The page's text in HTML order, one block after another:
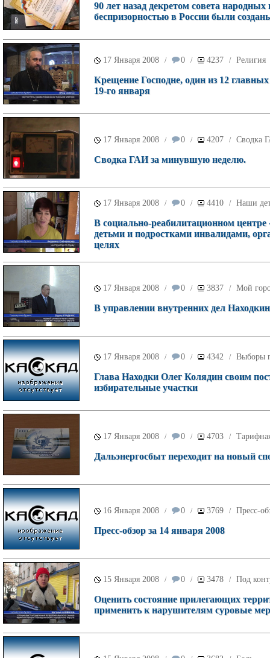
90 лет назад декретом совета
беспризорностью в России были
17 Января 2008 / 0 / 4237 / Религия
Крещение Господне, один из 12
19-го января
17 Января 2008 / 0 / 4207 / Сводка
Сводка ГАИ за минувшую неделю.
17 Января 2008 / 0 / 4410 / Наши
В социально-реабилитационном
детьми и подростками инвалидами,
целях
17 Января 2008 / 0 / 3837 / Мой
В управлении внутренних дел
17 Января 2008 / 0 / 4342 / Выборы
Глава Находки Олег Колядин своим
избирательные участки
17 Января 2008 / 0 / 4703 /
Дальэнергосбыт переходит на новый
16 Января 2008 / 0 / 3769 / Пресс-
Пресс-обзор за 14 января 2008
15 Января 2008 / 0 / 3478 / Под
Оценить состояние прилегающих
применить к нарушителям суровые